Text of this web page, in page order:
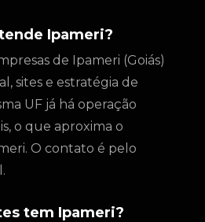
Ipameri?
de Ipameri (Goiás)
sites e estratégia de
UF já há operação
o que aproxima o
O contato é pelo
tem Ipameri?